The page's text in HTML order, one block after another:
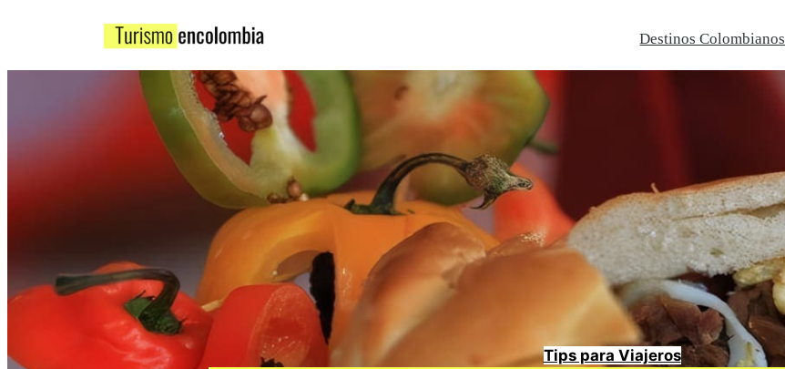
Destinos Colombianos
Tips para Viajeros